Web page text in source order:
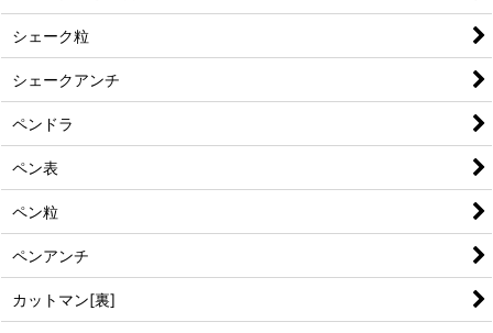
シェーク粒
シェークアンチ
ペンドラ
ペン表
ペン粒
ペンアンチ
カットマン[裏]